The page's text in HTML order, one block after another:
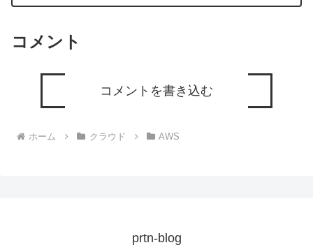
コメント
コメントを書き込む
ホーム クラウド AWS
prtn-blog